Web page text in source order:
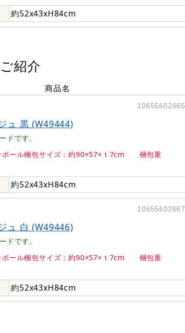
約52x43xH84cm
紹介
商品名
10655602665
ュ 黒 (W49444)
ドです。
ボール梱包サイズ：約90×57×ｔ7cm 梱包重
約52x43xH84cm
10655602667
ュ 白 (W49446)
ドです。
ボール梱包サイズ：約90×57×ｔ7cm 梱包重
約52x43xH84cm